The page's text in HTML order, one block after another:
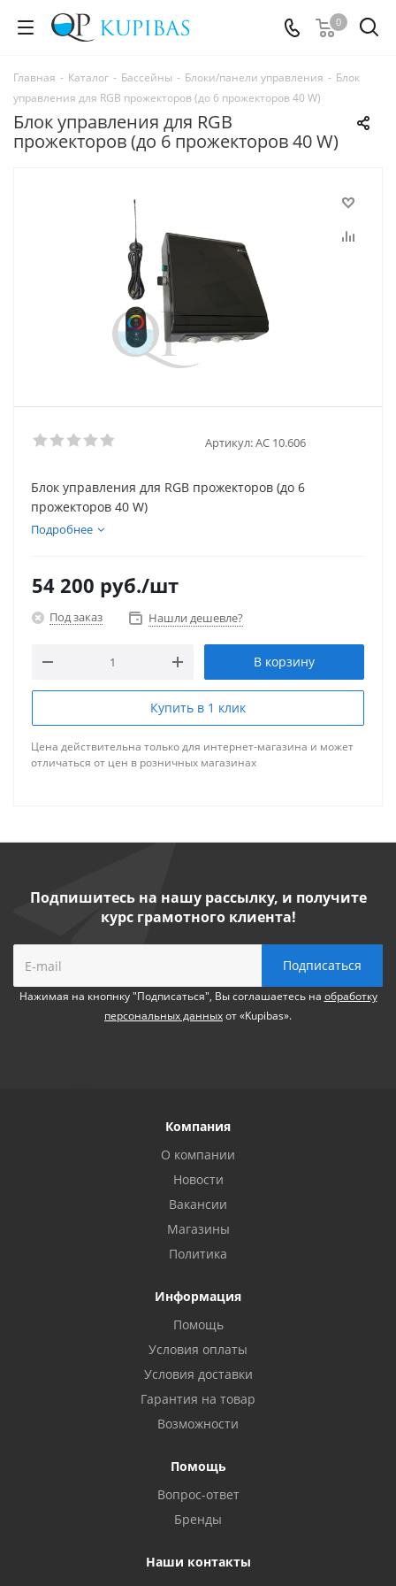
0
Главная - Каталог - Бассейны - Блоки/панели управления - Блок
управления для RGB прожекторов (до 6 прожекторов 40 W)
Блок управления для RGB
прожекторов (до 6 прожекторов 40 W)
Артикул:АС 10.606
Блок управления для RGB прожекторов (до 6
прожекторов 40 W)
Подробнее
54 200 руб./шт
Под заказ Нашли дешевле?
В корзину
Купить в 1 клик
Цена действительна только для интернет-магазина и может
отличаться от цен в розничных магазинах
Подпишитесь на нашу рассылку, и получите
курс грамотного клиента!
Нажимая на кнопнку "Подписаться", Вы соглашаетесь на обработку
персональных данныхот «Kupibas».
Компания
О компании
Новости
Вакансии
Магазины
Политика
Информация
Помощь
Условия оплаты
Условия доставки
Гарантия на товар
Возможности
Помощь
Вопрос-ответ
Бренды
Наши контакты